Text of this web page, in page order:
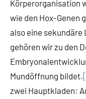
Körperorganisation
wie den Hox-Genen
also eine
gehören wir zu den
Mundöffnung bildet.
zwei Hauptkladen: